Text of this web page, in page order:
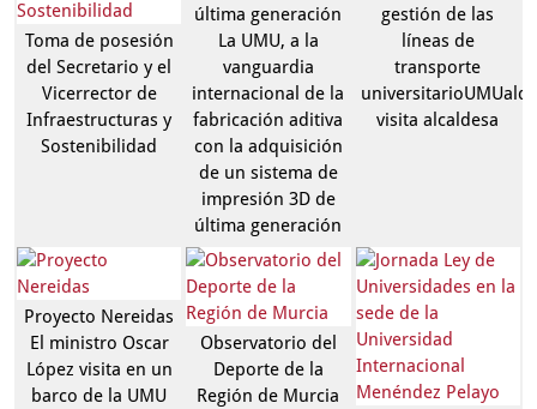
Toma de posesión
del Secretario y el
Vicerrector de
Infraestructuras y
Sostenibilidad
última generación
La UMU, a la
vanguardia
internacional de la
fabricación aditiva
con la adquisición
de un sistema de
impresión 3D de
última generación
gestión de las
líneas de
transporte
visita alcaldesa
Proyecto Nereidas
El ministro Oscar
López visita en un
barco de la UMU
Observatorio del
Deporte de la
Región de Murcia